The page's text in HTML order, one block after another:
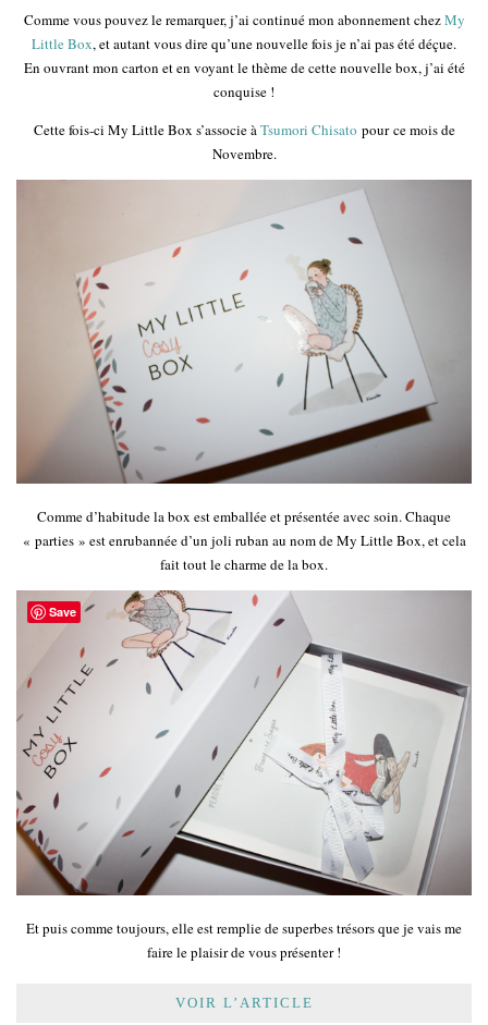
Comme vous pouvez le remarquer, j’ai continué mon abonnement chezMy
Little Box, et autant vous dire qu’une nouvelle fois je n’ai pas été déçue.
En ouvrant mon carton et en voyant le thème de cette nouvelle box, j’ai été
conquise !
Cette fois-ci My Little Box s’associe àTsumori Chisato pour ce mois de
Novembre.
Comme d’habitude la box est emballée et présentée avec soin. Chaque
« parties » est enrubannée d’un joli ruban au nom de My Little Box, et cela
fait tout le charme de la box.
Et puis comme toujours, elle est remplie de superbes trésors que je vais me
faire le plaisir de vous présenter !
VOIR L’ARTICLE
Save